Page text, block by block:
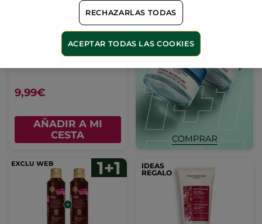
Leche corporal oliva y
9,99€
AÑADIR A MI
CESTA
IDEAS
REGALO
RECHAZARLAS TODAS
ACEPTAR TODAS LAS COOKIES